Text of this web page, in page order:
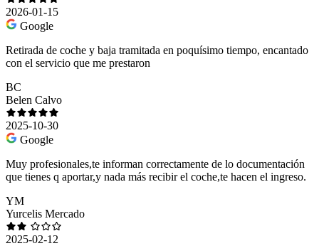
2026-01-15
Google
Retirada de coche y baja tramitada en poquísimo tiempo, encantado
con el servicio que me prestaron
BC
Belen Calvo
2025-10-30
Google
Muy profesionales,te informan correctamente de lo documentación
que tienes q aportar,y nada más recibir el coche,te hacen el ingreso.
YM
Yurcelis Mercado
2025-02-12